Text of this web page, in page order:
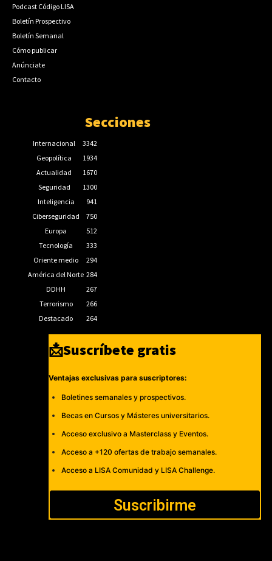
Podcast Código LISA
Boletín Prospectivo
Boletín Semanal
Cómo publicar
Anúnciate
Contacto
Secciones
Internacional
3342
Geopolítica
1934
Actualidad
1670
Seguridad
1300
Inteligencia
941
Ciberseguridad
750
Europa
512
Tecnología
333
Oriente medio
294
América del Norte 284
DDHH
267
Terrorismo
266
Destacado
264
📩Suscríbete gratis
Ventajas exclusivas para suscriptores:
Boletines semanales y prospectivos.
Becas en Cursos y Másteres universitarios.
Acceso exclusivo a Masterclass y Eventos.
Acceso a +120 ofertas de trabajo semanales.
Acceso a LISA Comunidad y LISA Challenge.
Suscribirme